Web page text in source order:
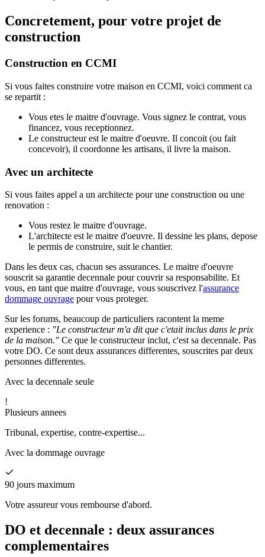
Concretement, pour votre projet de
construction
Construction en CCMI
Si vous faites construire votre maison en CCMI, voici comment ca
se repartit :
Vous etes le maitre d'ouvrage. Vous signez le contrat, vous
financez, vous receptionnez.
Le constructeur est le maitre d'oeuvre. Il concoit (ou fait
concevoir), il coordonne les artisans, il livre la maison.
Avec un architecte
Si vous faites appel a un architecte pour une construction ou une
renovation :
Vous restez le maitre d'ouvrage.
L'architecte est le maitre d'oeuvre. Il dessine les plans, depose
le permis de construire, suit le chantier.
Dans les deux cas, chacun ses assurances. Le maitre d'oeuvre
souscrit sa garantie decennale pour couvrir sa responsabilite. Et
vous, en tant que maitre d'ouvrage, vous souscrivez l'assurance
dommage ouvrage pour vous proteger.
Sur les forums, beaucoup de particuliers racontent la meme
experience : "Le constructeur m'a dit que c'etait inclus dans le prix
de la maison." Ce que le constructeur inclut, c'est sa decennale. Pas
votre DO. Ce sont deux assurances differentes, souscrites par deux
personnes differentes.
Avec la decennale seule
!
Plusieurs annees
Tribunal, expertise, contre-expertise...
Avec la dommage ouvrage
90 jours maximum
Votre assureur vous rembourse d'abord.
DO et decennale : deux assurances
complementaires